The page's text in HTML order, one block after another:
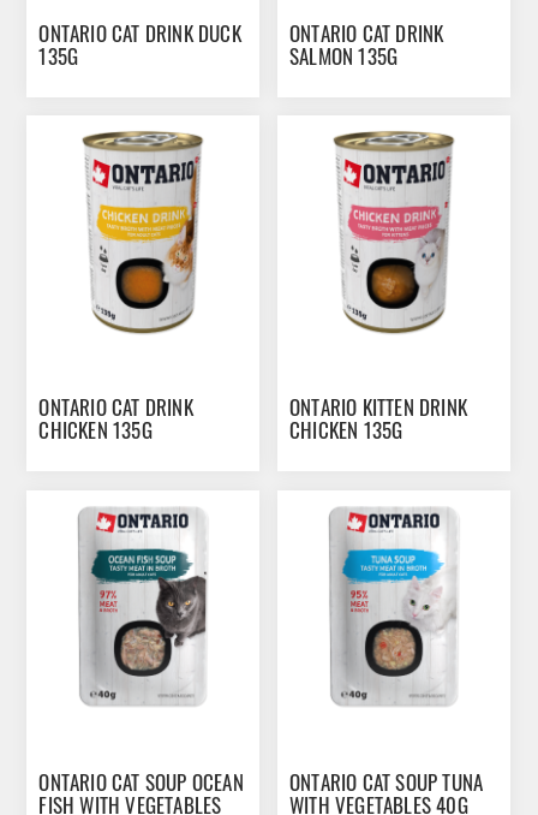
ONTARIO CAT DRINK DUCK
135G
ONTARIO CAT DRINK
SALMON 135G
ONTARIO CAT DRINK
CHICKEN 135G
ONTARIO KITTEN DRINK
CHICKEN 135G
ONTARIO CAT SOUP OCEAN
FISH WITH VEGETABLES
ONTARIO CAT SOUP TUNA
WITH VEGETABLES 40G